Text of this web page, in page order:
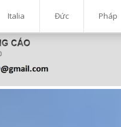
Italia Đức Pháp